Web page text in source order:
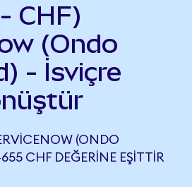
CHF)
(Ondo
- İsviçre
(ONDO
CHF DEĞERINE EŞITTIR